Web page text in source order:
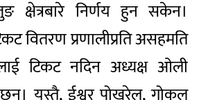
क्षेत्रबारे निर्णय हुन सकेन।
वितरण प्रणालीप्रति असहमति
टिकट नदिन अध्यक्ष ओली